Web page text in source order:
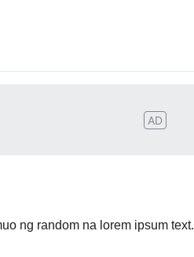
AD
ng random na lorem ipsum text.